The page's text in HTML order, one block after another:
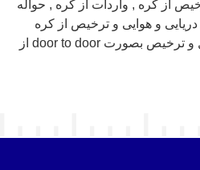
از کره , واردات از کره , حواله
و هوایی و ترخیص از کره
جنوبی با برترین سرویس حمل و ترخیص بصورت door to door از